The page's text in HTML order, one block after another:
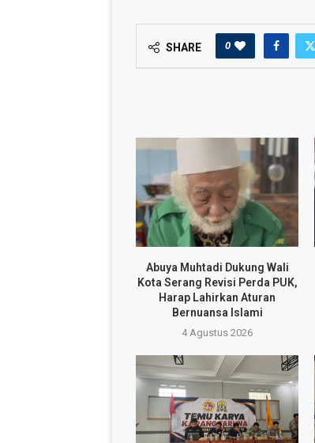
SHARE 0
Abuya Muhtadi Dukung Wali
Kota Serang Revisi Perda PUK,
Harap Lahirkan Aturan
Bernuansa Islami
4 Agustus 2026